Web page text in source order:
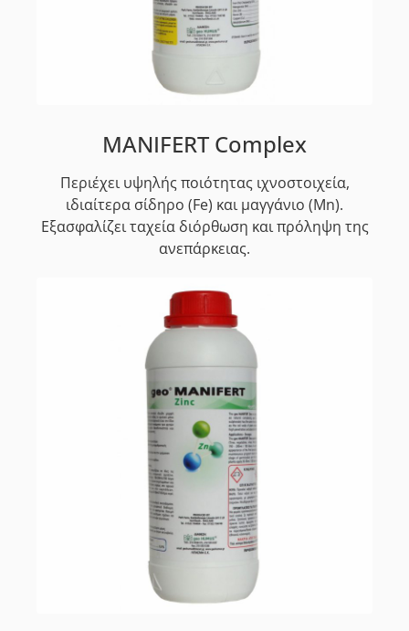
MANIFERT Complex
Περιέχει υψηλής ποιότητας ιχνοστοιχεία,
ιδιαίτερα σίδηρο (Fe) και μαγγάνιο (Mn).
Εξασφαλίζει ταχεία διόρθωση και πρόληψη της
ανεπάρκειας.